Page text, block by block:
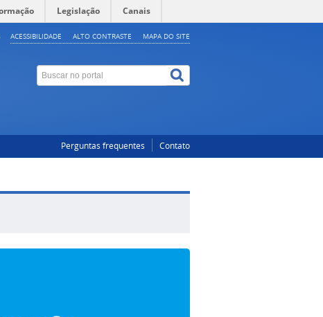
Legislação Canais
ACESSIBILIDADE ALTO CONTRASTE MAPA DO SITE
Perguntas frequentes Contato